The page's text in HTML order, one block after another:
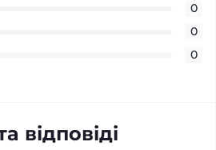
0
0
0
відповіді